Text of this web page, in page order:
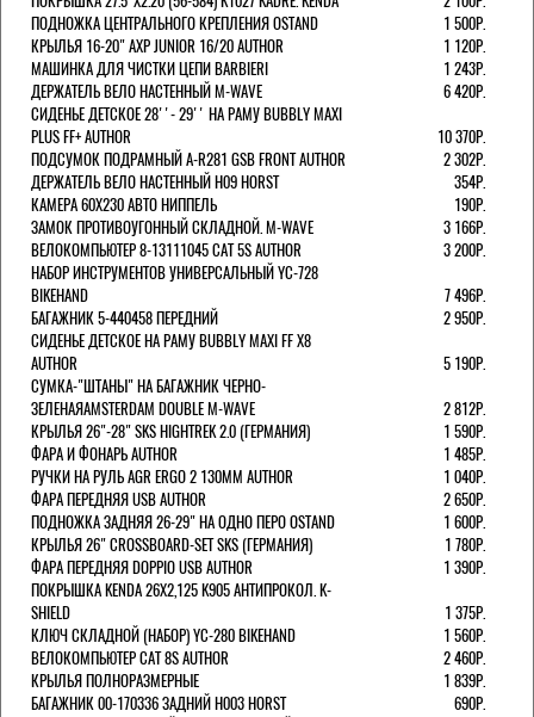
ПОДНОЖКА ЦЕНТРАЛЬНОГО КРЕПЛЕНИЯ OSTAND
1 500Р.
КРЫЛЬЯ 16-20" AXP JUNIOR 16/20 AUTHOR
1 120Р.
МАШИНКА ДЛЯ ЧИСТКИ ЦЕПИ BARBIERI
1 243Р.
ДЕРЖАТЕЛЬ ВЕЛО НАСТЕННЫЙ M-WAVE
6 420Р.
СИДЕНЬЕ ДЕТСКОЕ 28''- 29'' НА РАМУ BUBBLY MAXI
PLUS FF+ AUTHOR
10 370Р.
ПОДСУМОК ПОДРАМНЫЙ A-R281 GSB FRONT AUTHOR
2 302Р.
ДЕРЖАТЕЛЬ ВЕЛО НАСТЕННЫЙ H09 HORST
354Р.
КАМЕРА 60X230 АВТО НИППЕЛЬ
190Р.
ЗАМОК ПРОТИВОУГОННЫЙ СКЛАДНОЙ. M-WAVE
3 166Р.
ВЕЛОКОМПЬЮТЕР 8-13111045 CAT 5S AUTHOR
3 200Р.
НАБОР ИНСТРУМЕНТОВ УНИВЕРСАЛЬНЫЙ YC-728
BIKEHAND
7 496Р.
БАГАЖНИК 5-440458 ПЕРЕДНИЙ
2 950Р.
СИДЕНЬЕ ДЕТСКОЕ НА РАМУ BUBBLY MAXI FF X8
AUTHOR
5 190Р.
СУМКА-"ШТАНЫ" НА БАГАЖНИК ЧЕРНО-
ЗЕЛЕНАЯAMSTERDAM DOUBLE M-WAVE
2 812Р.
КРЫЛЬЯ 26"-28" SKS HIGHTREK 2.0 (ГЕРМАНИЯ)
1 590Р.
ФАРА И ФОНАРЬ AUTHOR
1 485Р.
РУЧКИ НА РУЛЬ AGR ERGO 2 130ММ AUTHOR
1 040Р.
ФАРА ПЕРЕДНЯЯ USB AUTHOR
2 650Р.
ПОДНОЖКА ЗАДНЯЯ 26-29" НА ОДНО ПЕРО OSTAND
1 600Р.
КРЫЛЬЯ 26" CROSSBOARD-SET SKS (ГЕРМАНИЯ)
1 780Р.
ФАРА ПЕРЕДНЯЯ DOPPIO USB AUTHOR
1 390Р.
ПОКРЫШКА KENDA 26Х2,125 K905 АНТИПРОКОЛ. K-
SHIELD
1 375Р.
КЛЮЧ СКЛАДНОЙ (НАБОР) YC-280 BIKEHAND
1 560Р.
ВЕЛОКОМПЬЮТЕР CAT 8S AUTHOR
2 460Р.
КРЫЛЬЯ ПОЛНОРАЗМЕРНЫЕ
1 839Р.
БАГАЖНИК 00-170336 ЗАДНИЙ H003 HORST
690Р.